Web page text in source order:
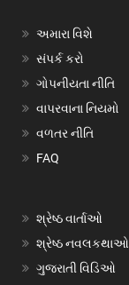
અમારા વિશે
સંપર્ક કરો
ગોપનીયતા નીતિ
વાપરવાના નિયમો
વળતર નીતિ
FAQ
શ્રેષ્ઠ વાર્તાઓ
શ્રેષ્ઠ નવલકથાઓ
ગુજરાતી વિડિઓ